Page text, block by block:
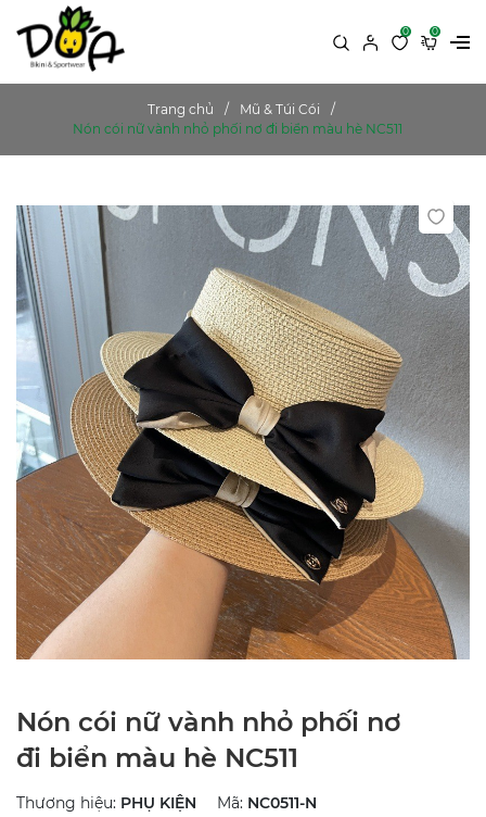
0 0
Trang chủ
Mũ & Túi Cói
Nón cói nữ vành nhỏ phối nơ đi biển màu hè NC511
Nón cói nữ vành nhỏ phối nơ
đi biển màu hè NC511
Thương hiệu: PHỤ KIỆN Mã: NC0511-N